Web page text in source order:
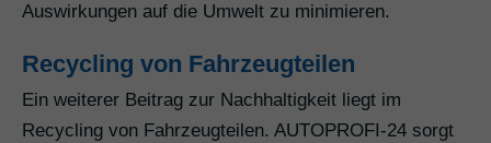
Auswirkungen auf die Umwelt zu minimieren.
Recycling von Fahrzeugteilen
Ein weiterer Beitrag zur Nachhaltigkeit liegt im
Recycling von Fahrzeugteilen. AUTOPROFI-24 sorgt